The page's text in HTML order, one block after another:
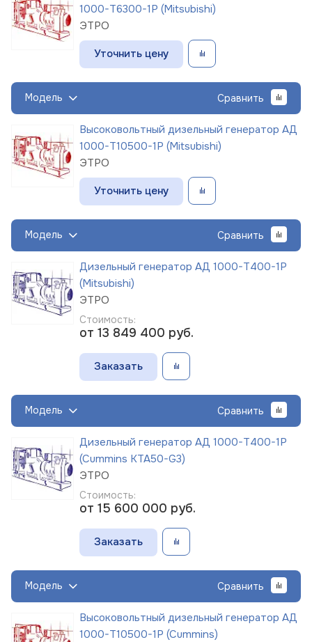
1000-Т6300-1Р (Mitsubishi)
ЭТРО
Уточнить цену
Модель Сравнить
Высоковольтный дизельный генератор АД
1000-Т10500-1Р (Mitsubishi)
ЭТРО
Уточнить цену
Модель Сравнить
Дизельный генератор АД 1000-Т400-1Р
(Mitsubishi)
ЭТРО
Стоимость:
от 13 849 400 руб.
Заказать
Модель Сравнить
Дизельный генератор АД 1000-Т400-1Р
(Cummins KTA50-G3)
ЭТРО
Стоимость:
от 15 600 000 руб.
Заказать
Модель Сравнить
Высоковольтный дизельный генератор АД
1000-Т10500-1Р (Cummins)